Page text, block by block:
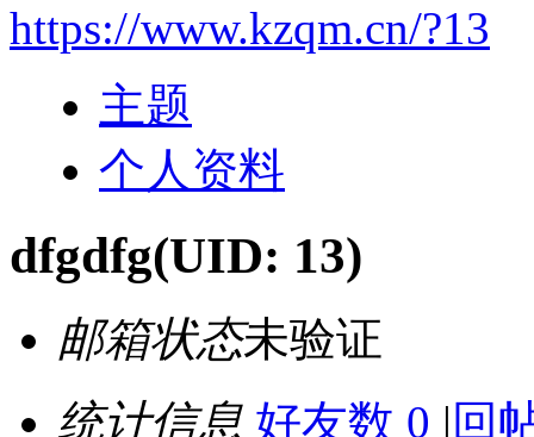
https://www.kzqm.cn/?13
主题
个人资料
dfgdfg(UID: 13)
邮箱状态未验证
统计信息 好友数 0 | 回